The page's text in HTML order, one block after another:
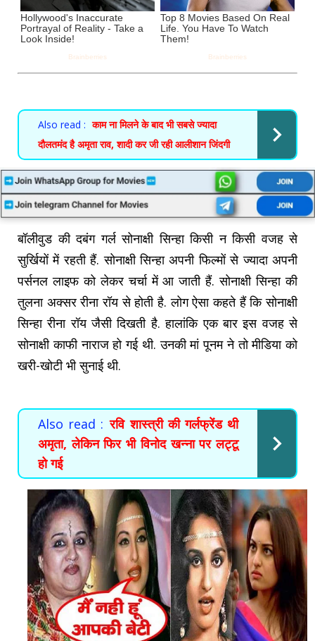
Also read : काम ना मिलने के बाद भी सबसे ज्यादा
दौलतमंद है अमृता राव, शादी कर जी रही आलीशान जिंदगी
बॉलीवुड की दबंग गर्ल सोनाक्षी सिन्हा किसी न किसी वजह से
सुर्खियों में रहती हैं. सोनाक्षी सिन्हा अपनी फिल्मों से ज्यादा अपनी
पर्सनल लाइफ को लेकर चर्चा में आ जाती हैं. सोनाक्षी सिन्हा की
तुलना अक्सर रीना रॉय से होती है. लोग ऐसा कहते हैं कि सोनाक्षी
सिन्हा रीना रॉय जैसी दिखती है. हालांकि एक बार इस वजह से
सोनाक्षी काफी नाराज हो गई थी. उनकी मां पूनम ने तो मीडिया को
खरी-खोटी भी सुनाई थी.
Also read : रवि शास्त्री की गर्लफ्रेंड थी
अमृता, लेकिन फिर भी विनोद खन्ना पर लट्टू
हो गई